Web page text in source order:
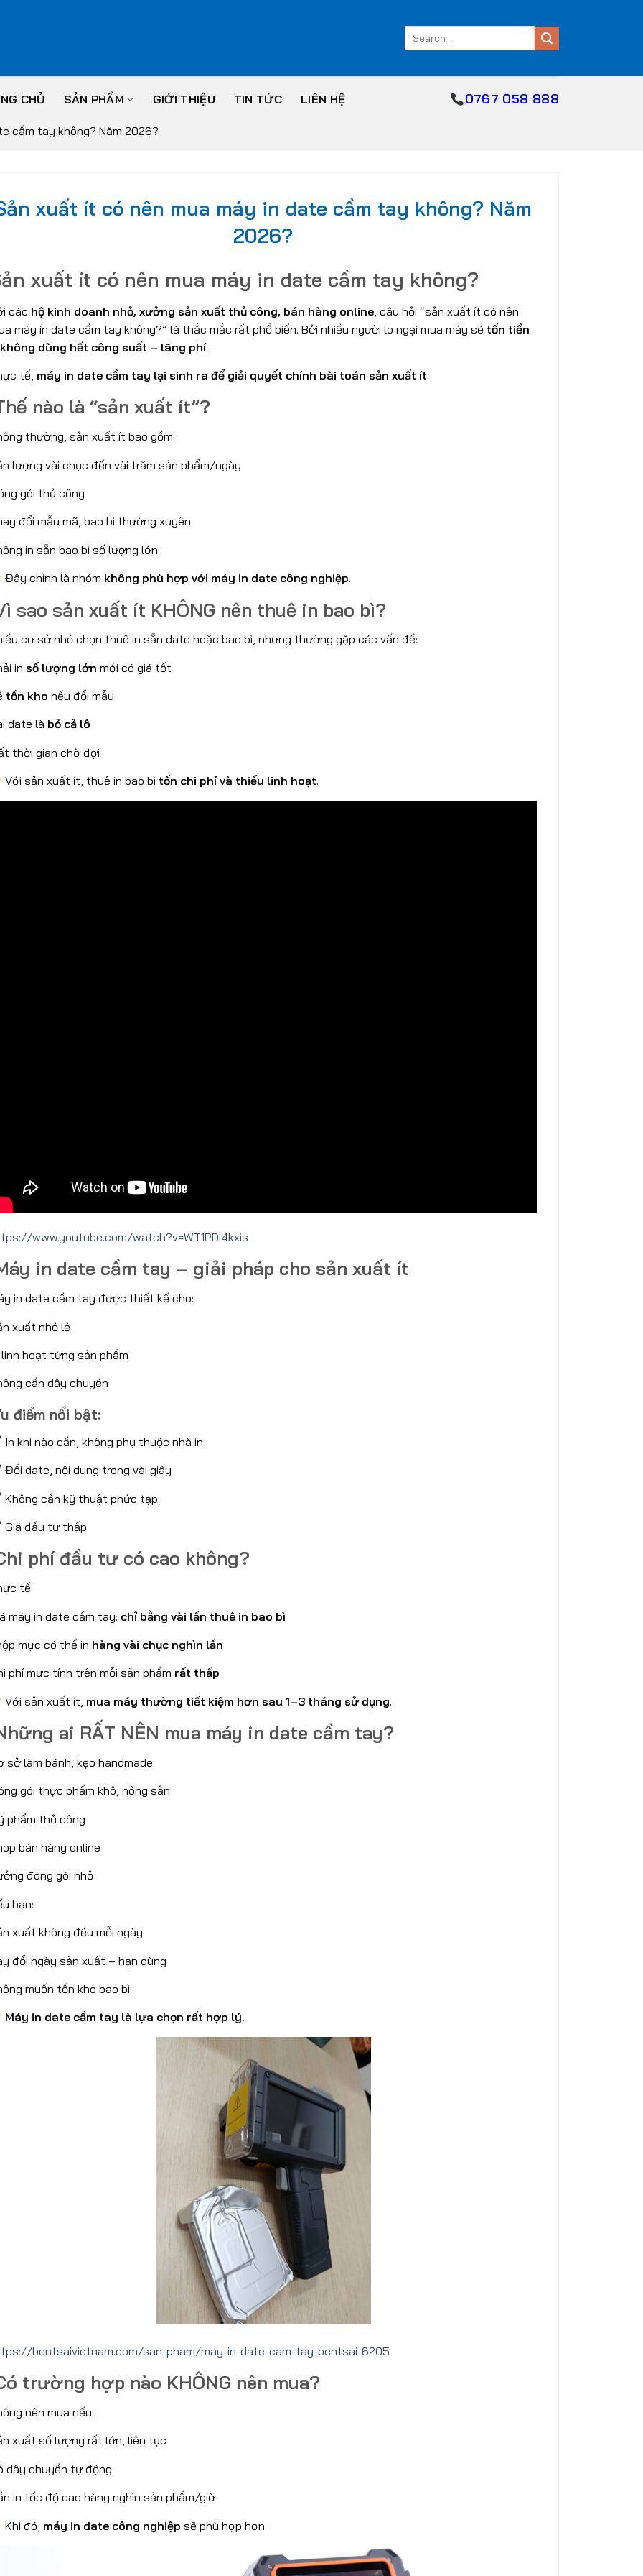
Search
CHỦ SẢN PHẨM GIỚI THIỆU TIN TỨC LIÊN HỆ 0767 058 888
cầm tay không? Năm 2026?
xuất ít có nên mua máy in date cầm tay không? Năm
2026?
xuất ít có nên mua máy in date cầm tay không?
các hộ kinh doanh nhỏ, xưởng sản xuất thủ công, bán hàng online , câu hỏi “sản xuất ít có nên
máy in date cầm tay không?” là thắc mắc rất phổ biến. Bởi nhiều người lo ngại mua máy sẽ tốn tiền
dùng hết công suất – lãng phí.
tế, máy in date cầm tay lại sinh ra để giải quyết chính bài toán sản xuất ít.
nào là “sản xuất ít”?
thường, sản xuất ít bao gồm:
lượng vài chục đến vài trăm sản phẩm/ngày
gói thủ công
đổi mẫu mã, bao bì thường xuyên
in sẵn bao bì số lượng lớn
Đây chính là nhóm không phù hợp với máy in date công nghiệp.
sao sản xuất ít KHÔNG nên thuê in bao bì?
cơ sở nhỏ chọn thuê in sẵn date hoặc bao bì, nhưng thường gặp các vấn đề:
in số lượng lớn mới có giá tốt
tồn kho nếu đổi mẫu
date là bỏ cả lô
thời gian chờ đợi
Với sản xuất ít, thuê in bao bì tốn chi phí và thiếu linh hoạt.
www.youtube.com/watch?v=WT1PDi4kxis
in date cầm tay – giải pháp cho sản xuất ít
in date cầm tay được thiết kế cho:
xuất nhỏ lẻ
hoạt từng sản phẩm
cần dây chuyền
điểm nổi bật:
In khi nào cần, không phụ thuộc nhà in
Đổi date, nội dung trong vài giây
Không cần kỹ thuật phức tạp
Giá đầu tư thấp
phí đầu tư có cao không?
tế:
máy in date cầm tay: chỉ bằng vài lần thuê in bao bì
mực có thể in hàng vài chục nghìn lần
phí mực tính trên mỗi sản phẩm rất thấp
Với sản xuất ít, mua máy thường tiết kiệm hơn sau 1–3 tháng sử dụng.
ai RẤT NÊN mua máy in date cầm tay?
sở làm bánh, kẹo handmade
gói thực phẩm khô, nông sản
phẩm thủ công
bán hàng online
đóng gói nhỏ
bạn:
xuất không đều mỗi ngày
đổi ngày sản xuất – hạn dùng
muốn tồn kho bao bì
Máy in date cầm tay là lựa chọn rất hợp lý.
bentsaivietnam.com/san-pham/may-in-date-cam-tay-bentsai-6205
trường hợp nào KHÔNG nên mua?
nên mua nếu:
xuất số lượng rất lớn, liên tục
dây chuyền tự động
in tốc độ cao hàng nghìn sản phẩm/giờ
Khi đó, máy in date công nghiệp sẽ phù hợp hơn.